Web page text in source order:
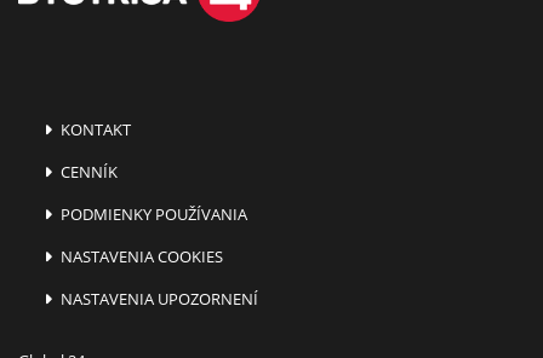
KONTAKT
CENNÍK
PODMIENKY POUŽÍVANIA
NASTAVENIA COOKIES
NASTAVENIA UPOZORNENÍ